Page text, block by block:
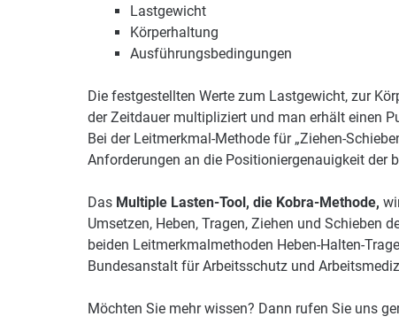
Lastgewicht
Körperhaltung
Ausführungsbedingungen
Die festgestellten Werte zum Lastgewicht, zur
der Zeitdauer multipliziert und man erhält einen
Bei der Leitmerkmal-Methode für „Ziehen-
Anforderungen an die Positioniergenauigkeit der
Das Multiple Lasten-Tool, die Kobra-Methode,
Umsetzen, Heben, Tragen, Ziehen und Schieben
beiden Leitmerkmalmethoden Heben-Halten-
Bundesanstalt für Arbeitsschutz und
Möchten Sie mehr wissen? Dann rufen Sie uns